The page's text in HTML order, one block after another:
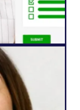
존 스프링리
사이트 관리자
웹 에이전시